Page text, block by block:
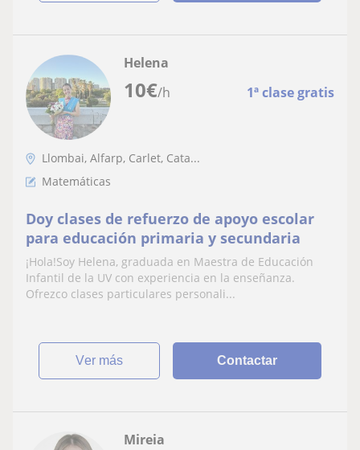
10€/h 1ª clase gratis
Helena
Llombai, Alfarp, Carlet, Cata...
Matemáticas
Doy clases de refuerzo de apoyo escolar
para educación primaria y secundaria
¡Hola!Soy Helena, graduada en Maestra de Educación
Infantil de la UV con experiencia en la enseñanza.
Ofrezco clases particulares personali...
ver más Contactar
Mireia